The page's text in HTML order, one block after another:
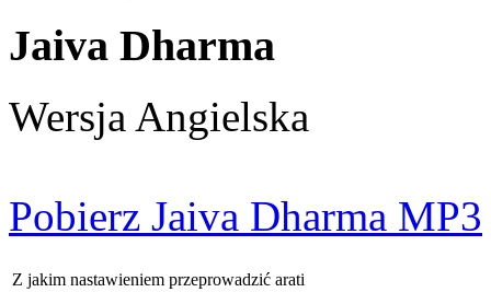
Jaiva Dharma
Wersja Angielska
Pobierz Jaiva Dharma MP3
Z jakim nastawieniem przeprowadzić arati